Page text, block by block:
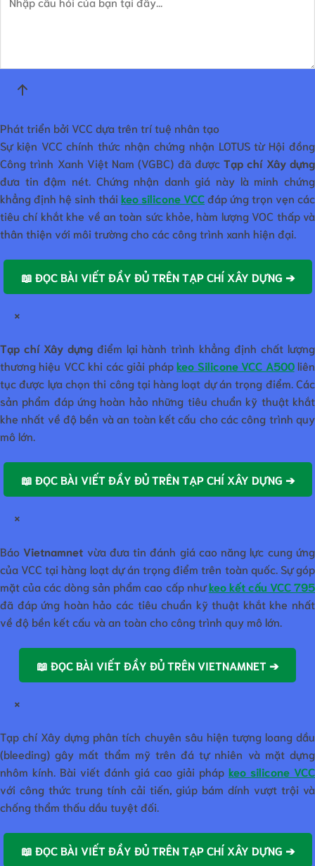
Phát triển bởi VCC dựa trên trí tuệ nhân tạo
Sự kiện VCC chính thức nhận chứng nhận LOTUS từ Hội đồng
Công trình Xanh Việt Nam (VGBC) đã đượcTạp chí Xây dựng
đưa tin đậm nét. Chứng nhận danh giá này là minh chứng
khẳng định hệ sinh thái keo silicone VCCđáp ứng trọn vẹn các
tiêu chí khắt khe về an toàn sức khỏe, hàm lượng VOC thấp và
thân thiện với môi trường cho các công trình xanh hiện đại.
📖 ĐỌC BÀI VIẾT ĐẦY ĐỦ TRÊN TẠP CHÍ XÂY DỰNG ➔
×
Tạp chí Xây dựngđiểm lại hành trình khẳng định chất lượng
thương hiệu VCC khi các giải phápkeo Silicone VCC A500liên
tục được lựa chọn thi công tại hàng loạt dự án trọng điểm. Các
sản phẩm đáp ứng hoàn hảo những tiêu chuẩn kỹ thuật khắt
khe nhất về độ bền và an toàn kết cấu cho các công trình quy
mô lớn.
📖 ĐỌC BÀI VIẾT ĐẦY ĐỦ TRÊN TẠP CHÍ XÂY DỰNG ➔
×
BáoVietnamnet vừa đưa tin đánh giá cao năng lực cung ứng
của VCC tại hàng loạt dự án trọng điểm trên toàn quốc. Sự góp
mặt của các dòng sản phẩm cao cấp nhưkeo kết cấu VCC 795
đã đáp ứng hoàn hảo các tiêu chuẩn kỹ thuật khắt khe nhất
về độ bền kết cấu và an toàn cho công trình quy mô lớn.
📖 ĐỌC BÀI VIẾT ĐẦY ĐỦ TRÊN VIETNAMNET ➔
×
Tạp chí Xây dựng phân tích chuyên sâu hiện tượng loang dầu
(bleeding) gây mất thẩm mỹ trên đá tự nhiên và mặt dựng
nhôm kính. Bài viết đánh giá cao giải pháp keo silicone VCC
với công thức trung tính cải tiến, giúp bám dính vượt trội và
chống thẩm thấu dầu tuyệt đối.
📖 ĐỌC BÀI VIẾT ĐẦY ĐỦ TRÊN TẠP CHÍ XÂY DỰNG ➔